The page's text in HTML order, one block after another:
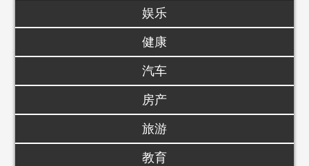
娱乐
健康
汽车
房产
旅游
教育